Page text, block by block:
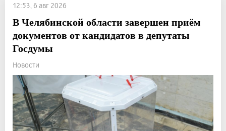
12:53, 6 авг 2026
В Челябинской области завершен приём
документов от кандидатов в депутаты
Госдумы
Новости